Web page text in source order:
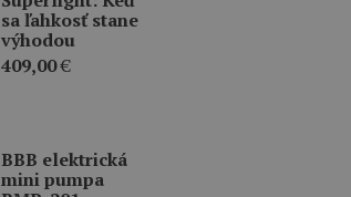
sa ľahkosť stane
výhodou
409,00€
BBB elektrická
mini pumpa